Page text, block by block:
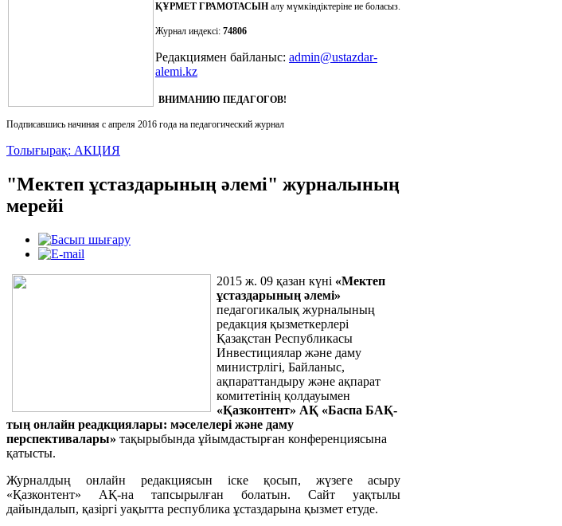
ҚҰРМЕТ ГРАМОТАСЫН алу мүмкіндіктеріне ие боласыз.
Журнал индексі: 74806
Редакциямен байланыс: admin@ustazdar-
alemi.kz
ВНИМАНИЮ ПЕДАГОГОВ!
Подписавшись начиная с апреля 2016 года на педагогический журнал
Толығырақ: АКЦИЯ
"Мектеп ұстаздарының әлемі" журналының
мерейі
2015 ж. 09 қазан күні «Мектеп
ұстаздарының әлемі»
педагогикалық журналының
редакция қызметкерлері
Қазақстан Республикасы
Инвестициялар және даму
министрлігі, Байланыс,
ақпараттандыру және ақпарат
комитетінің қолдауымен
«Қазконтент» АҚ «Баспа БАҚ-
тың онлайн реадкциялары: мәселелері және даму
перспективалары» тақырыбында ұйымдастырған конференциясына
қатысты.
Журналдың онлайн редакциясын іске қосып, жүзеге асыру
«Қазконтент» АҚ-на тапсырылған болатын. Сайт уақтылы
дайындалып, қазіргі уақытта республика ұстаздарына қызмет етуде.